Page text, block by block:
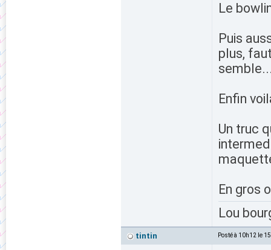
Le
Puis
plus,
Enfin
Un truc
En gros
Lou
tintin Posté à 10h12 le